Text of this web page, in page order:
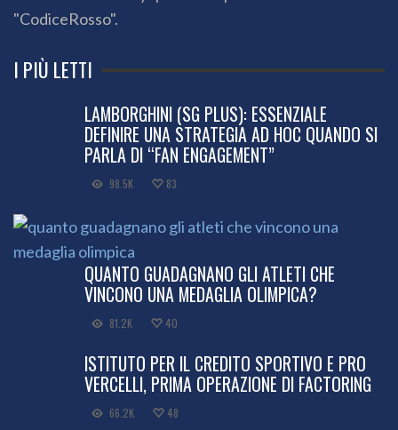
"CodiceRosso".
I PIÙ LETTI
LAMBORGHINI (SG PLUS): ESSENZIALE
DEFINIRE UNA STRATEGIA AD HOC QUANDO SI
PARLA DI “FAN ENGAGEMENT”
98.5K 83
QUANTO GUADAGNANO GLI ATLETI CHE
VINCONO UNA MEDAGLIA OLIMPICA?
81.2K 40
ISTITUTO PER IL CREDITO SPORTIVO E PRO
VERCELLI, PRIMA OPERAZIONE DI FACTORING
66.2K 48